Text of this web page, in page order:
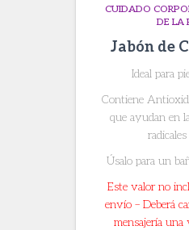
CUIDADO
DE LA
Jabón de
Ideal para
Contiene
que ayudan en
Úsalo para un
Este valor no
envío – Deberá
mensajería una